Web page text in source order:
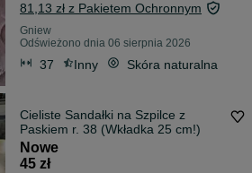
81,13 zł z Pakietem Ochronnym
Gniew
Odświeżono dnia 06 sierpnia 2026
37 Inny Skóra naturalna
Cieliste Sandałki na Szpilce z
Paskiem r. 38 (Wkładka 25 cm!)
Nowe
45 zł